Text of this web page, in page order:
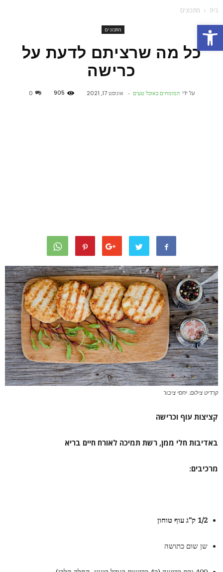
פתח סרגל נגישות
בית מתכונים
מתכונים
כל מה שרציתם לדעת על
כרישה
על ידי המומחים באוכל טעים - אוגוסט 17, 2021 905
0
קרדיט צילום: יחסי ציבור
קציצות עוף וכרישה
באדיבות חלי ממן, רשת תמיכה לאורח חיים בריא
מרכיבים:
1/2 ק"ג עוף טוחון
שן שום כתושה